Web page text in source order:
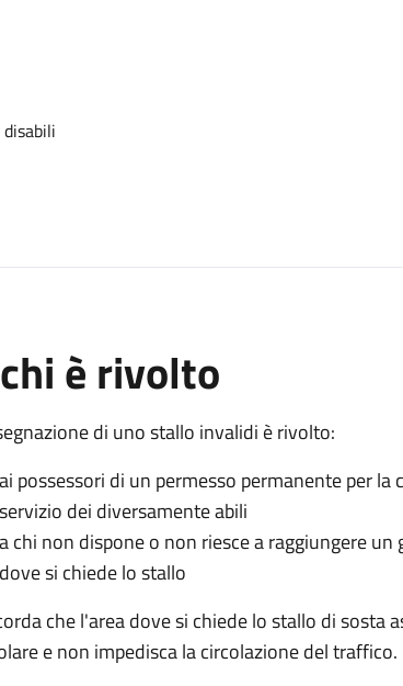
è rivolto
di uno stallo invalidi è rivolto:
ai possessori di un permesso permanente per la
servizio dei diversamente abili
a chi non dispone o non riesce a raggiungere
dove si chiede lo stallo
che l'area dove si chiede lo stallo di sosta
e non impedisca la circolazione del traffico.